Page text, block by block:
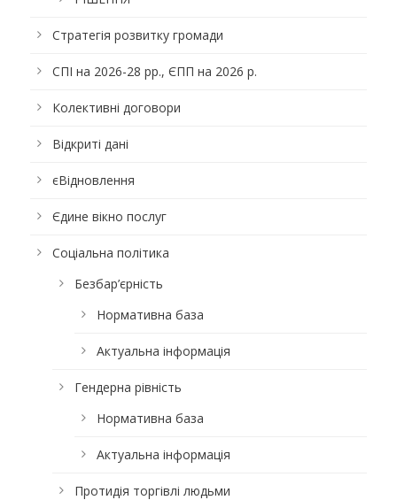
Стратегія розвитку громади
СПІ на 2026-28 рр., ЄПП на 2026 р.
Колективні договори
Відкриті дані
єВідновлення
Єдине вікно послуг
Соціальна політика
Безбар’єрність
Нормативна база
Актуальна інформація
Гендерна рівність
Нормативна база
Актуальна інформація
Протидія торгівлі людьми